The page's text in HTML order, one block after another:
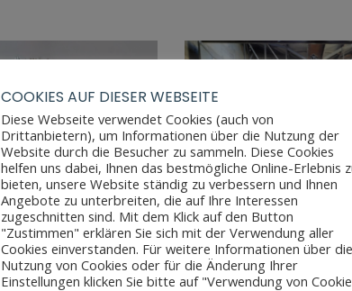
COOKIES AUF DIESER WEBSEITE
Diese Webseite verwendet Cookies (auch von
Drittanbietern), um Informationen über die Nutzung der
Website durch die Besucher zu sammeln. Diese Cookies
helfen uns dabei, Ihnen das bestmögliche Online-Erlebnis
bieten, unsere Website ständig zu verbessern und Ihnen
Angebote zu unterbreiten, die auf Ihre Interessen
zugeschnitten sind. Mit dem Klick auf den Button
"Zustimmen" erklären Sie sich mit der Verwendung aller
Cookies einverstanden. Für weitere Informationen über die
Nutzung von Cookies oder für die Änderung Ihrer
Einstellungen klicken Sie bitte auf "Verwendung von